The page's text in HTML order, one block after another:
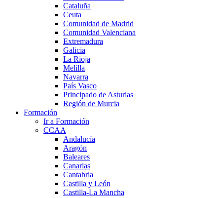
Cataluña
Ceuta
Comunidad de Madrid
Comunidad Valenciana
Extremadura
Galicia
La Rioja
Melilla
Navarra
País Vasco
Principado de Asturias
Región de Murcia
Formación
Ir a Formación
CCAA
Andalucía
Aragón
Baleares
Canarias
Cantabria
Castilla y León
Castilla-La Mancha